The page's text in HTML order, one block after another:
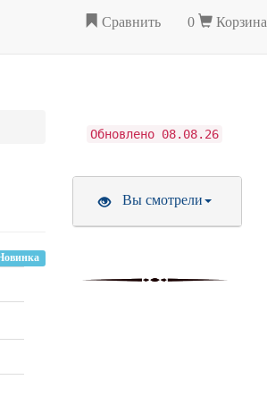
Сравнить 0 Корзина
Обновлено 08.08.26
Вы смотрели